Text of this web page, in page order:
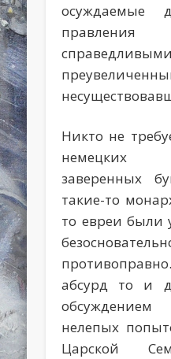
осуждаемые
Никто не
немецких
заверенных
такие-то
то евреи были
абсурд то и
нелепых
Царской